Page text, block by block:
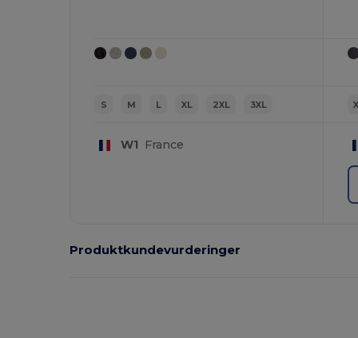
S M L XL 2XL 3XL
W1 France
Produktkundevurderinger